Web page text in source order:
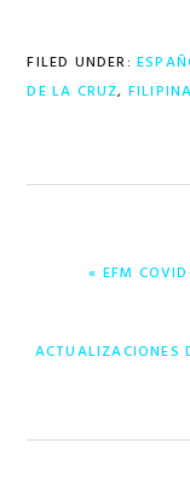
FILED UNDER:
DE LA CRUZ,
PREVIOUS
« EFM
NEXT
ACTUALIZACIONES